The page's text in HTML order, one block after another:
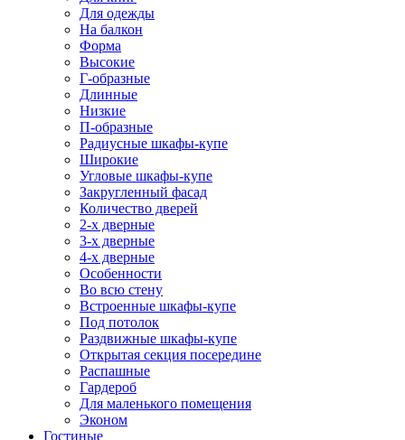
Для одежды
На балкон
Форма
Высокие
Г-образные
Длинные
Низкие
П-образные
Радиусные шкафы-купе
Широкие
Угловые шкафы-купе
Закругленный фасад
Количество дверей
2-х дверные
3-х дверные
4-х дверные
Особенности
Во всю стену
Встроенные шкафы-купе
Под потолок
Раздвижные шкафы-купе
Открытая секция посередине
Распашные
Гардероб
Для маленького помещения
Эконом
Гостиные